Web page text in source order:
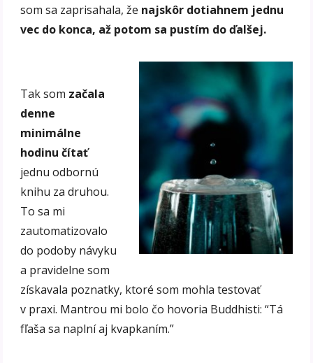
som sa zaprisahala, že najskôr dotiahnem jednu
vec do konca, až potom sa pustím do ďalšej.
Tak som začala
denne
minimálne
hodinu čítať
jednu odbornú
knihu za druhou.
To sa mi
zautomatizovalo
do podoby návyku
a pravidelne som
získavala poznatky, ktoré som mohla testovať
v praxi. Mantrou mi bolo čo hovoria Buddhisti: “Tá
fľaša sa naplní aj kvapkaním.”